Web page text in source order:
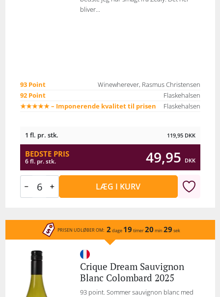
bliver...
93 Point
Winewherever, Rasmus Christensen
92 Point
Flaskehalsen
★★★★★ – Imponerende kvalitet til prisen
Flaskehalsen
1 fl. pr. stk. 119,95 DKK
BEDSTE PRIS
6 fl. pr. stk. 49,95 DKK
LÆG I KURV
PRISEN UDLØBER OM: 2 dage 19 timer20 min 29 sek
Crique Dream Sauvignon
Blanc Colombard 2025
93 point. Sommer sauvignon blanc med